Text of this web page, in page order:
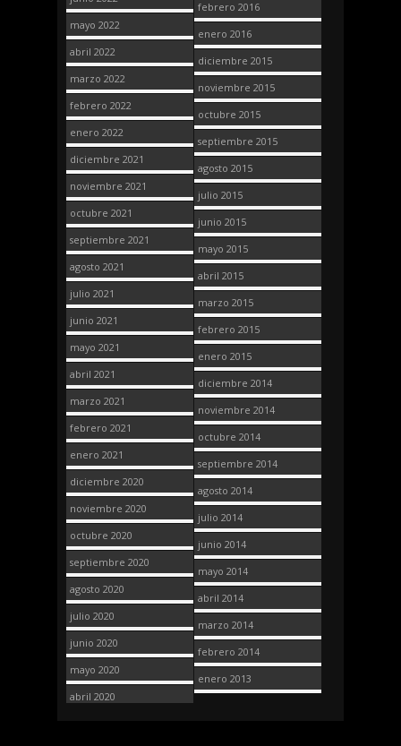
mayo 2022
abril 2022
marzo 2022
febrero 2022
enero 2022
diciembre 2021
noviembre 2021
octubre 2021
septiembre 2021
agosto 2021
julio 2021
junio 2021
mayo 2021
abril 2021
marzo 2021
febrero 2021
enero 2021
diciembre 2020
noviembre 2020
octubre 2020
septiembre 2020
agosto 2020
julio 2020
junio 2020
mayo 2020
abril 2020
febrero 2016
enero 2016
diciembre 2015
noviembre 2015
octubre 2015
septiembre 2015
agosto 2015
julio 2015
junio 2015
mayo 2015
abril 2015
marzo 2015
febrero 2015
enero 2015
diciembre 2014
noviembre 2014
octubre 2014
septiembre 2014
agosto 2014
julio 2014
junio 2014
mayo 2014
abril 2014
marzo 2014
febrero 2014
enero 2013